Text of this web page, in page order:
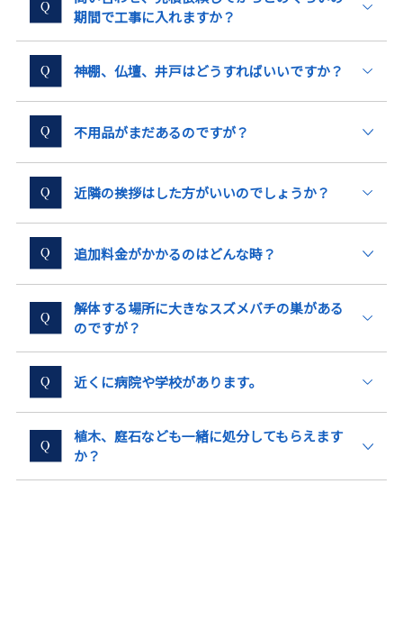
期間で工事に入れますか？
神棚、仏壇、井戸はどうすればいいですか？
不用品がまだあるのですが？
近隣の挨拶はした方がいいのでしょうか？
追加料金がかかるのはどんな時？
解体する場所に大きなスズメバチの巣がある
のですが？
近くに病院や学校があります。
植木、庭石なども一緒に処分してもらえます
か？